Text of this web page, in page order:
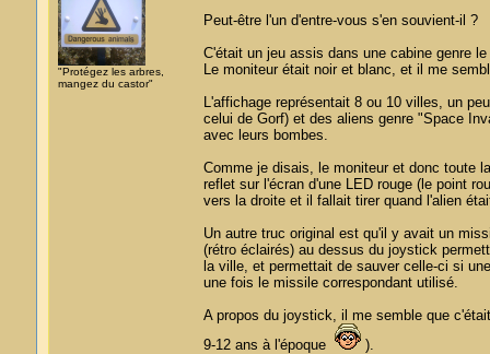
"Protégez les arbres,
mangez du castor"
Peut-être l'un d'entre-vous s'en souvient-il ?
C'était un jeu assis dans une cabine genre
Le moniteur était noir et blanc, et il me
L'affichage représentait 8 ou 10 villes, un
celui de Gorf) et des aliens genre "Space
avec leurs bombes.
Comme je disais, le moniteur et donc toute
reflet sur l'écran d'une LED rouge (le point
vers la droite et il fallait tirer quand l'alien
Un autre truc original est qu'il y avait un
(rétro éclairés) au dessus du joystick
la ville, et permettait de sauver celle-ci si
une fois le missile correspondant utilisé.
A propos du joystick, il me semble que
9-12 ans à l'époque
).